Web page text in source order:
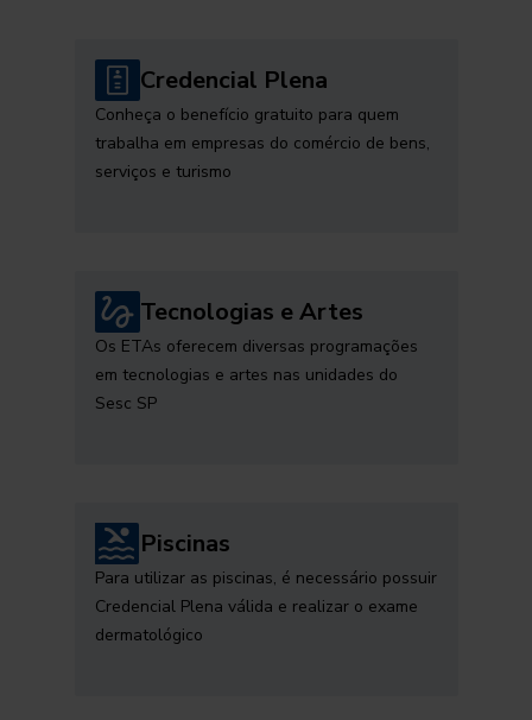
Credencial Plena
Conheça o benefício gratuito para quem
trabalha em empresas do comércio de bens,
serviços e turismo
Tecnologias e Artes
Os ETAs oferecem diversas programações
em tecnologias e artes nas unidades do
Sesc SP
Piscinas
Para utilizar as piscinas, é necessário possuir
Credencial Plena válida e realizar o exame
dermatológico